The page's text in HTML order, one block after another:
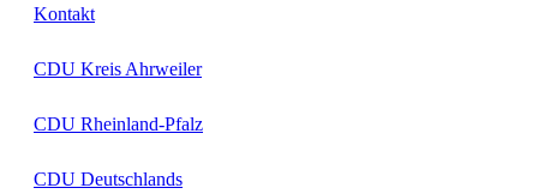
Kontakt
CDU Kreis Ahrweiler
CDU Rheinland-Pfalz
CDU Deutschlands